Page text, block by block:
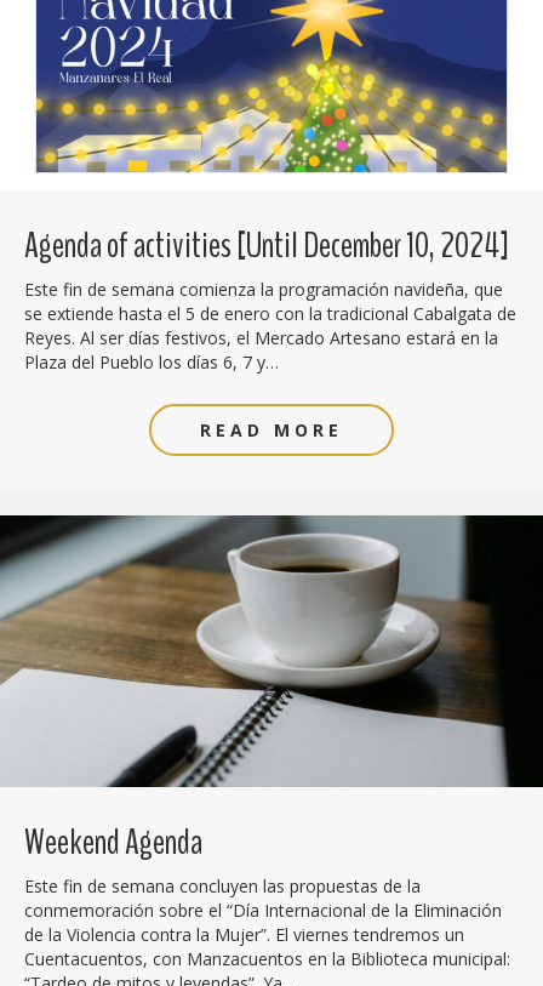
Agenda of activities [Until December 10, 2024]
Este fin de semana comienza la programación navideña, que
se extiende hasta el 5 de enero con la tradicional Cabalgata de
Reyes. Al ser días festivos, el Mercado Artesano estará en la
Plaza del Pueblo los días 6, 7 y…
READ MORE
Weekend Agenda
Este fin de semana concluyen las propuestas de la
conmemoración sobre el “Día Internacional de la Eliminación
de la Violencia contra la Mujer”. El viernes tendremos un
Cuentacuentos, con Manzacuentos en la Biblioteca municipal: